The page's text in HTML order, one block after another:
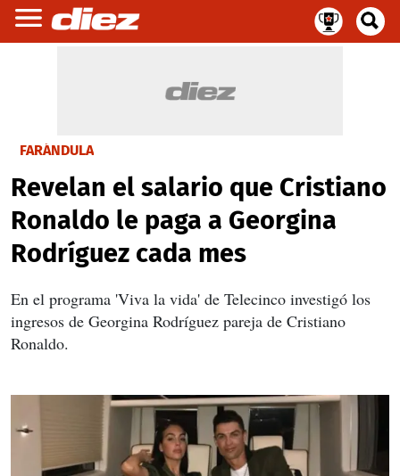
FARÁNDULA
Revelan el salario que Cristiano
Ronaldo le paga a Georgina
Rodríguez cada mes
En el programa 'Viva la vida' de Telecinco investigó los
ingresos de Georgina Rodríguez pareja de Cristiano
Ronaldo.